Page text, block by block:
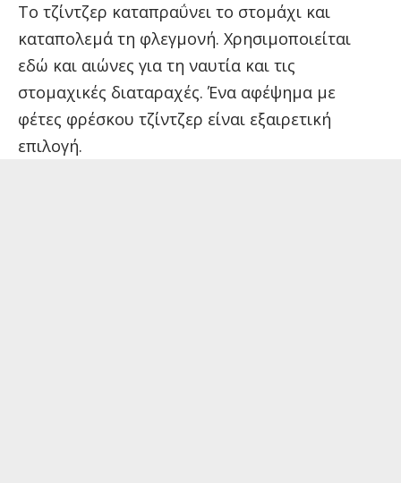
Το τζίντζερ καταπραΰνει το στομάχι και
καταπολεμά τη φλεγμονή. Χρησιμοποιείται
εδώ και αιώνες για τη ναυτία και τις
στομαχικές διαταραχές. Ένα αφέψημα με
φέτες φρέσκου τζίντζερ είναι εξαιρετική
επιλογή.